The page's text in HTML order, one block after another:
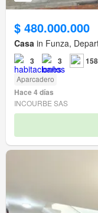
$ 480.000.000
Casa in Funza,
3 3
Aparcadero
Hace 4 días
INCOURBE SAS